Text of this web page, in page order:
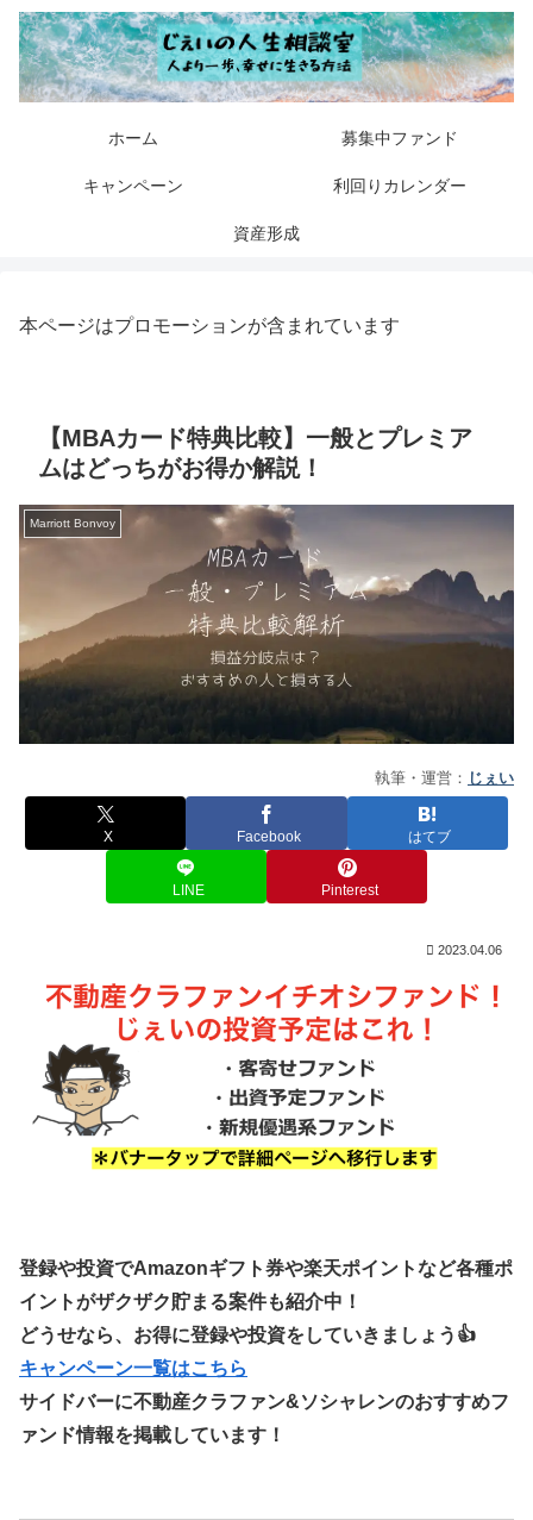
ホーム 募集中ファンド
キャンペーン 利回りカレンダー
資産形成
本ページはプロモーションが含まれています
【MBAカード特典比較】一般とプレミア
ムはどっちがお得か解説！
Marriott Bonvoy
執筆・運営： じぇい
X Facebook はてブ
LINE Pinterest
2023.04.06
登録や投資でAmazonギフト券や楽天ポイントなど各種ポ
イントがザクザク貯まる案件も紹介中！
どうせなら、お得に登録や投資をしていきましょう👍
キャンペーン一覧はこちら
サイドバーに不動産クラファン&ソシャレンのおすすめフ
ァンド情報を掲載しています！